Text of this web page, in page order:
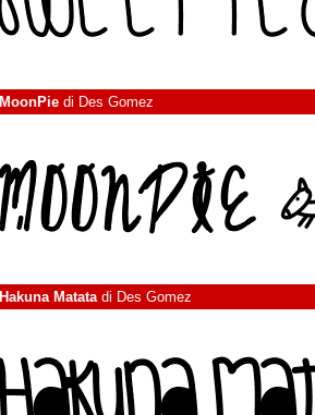
MoonPie di Des Gomez
Hakuna Matatadi Des Gomez